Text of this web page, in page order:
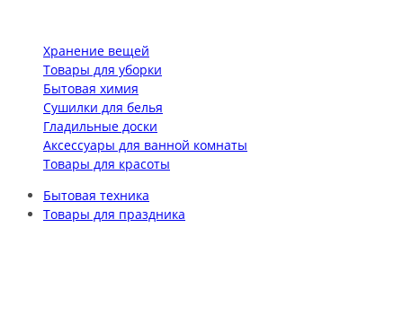
Хранение вещей
Товары для уборки
Бытовая химия
Сушилки для белья
Гладильные доски
Аксессуары для ванной комнаты
Товары для красоты
Бытовая техника
Товары для праздника